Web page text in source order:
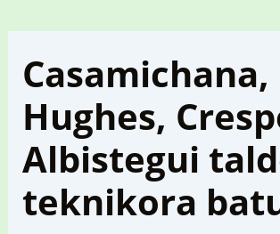
Casamichana,
Hughes,
Albistegui
teknikora